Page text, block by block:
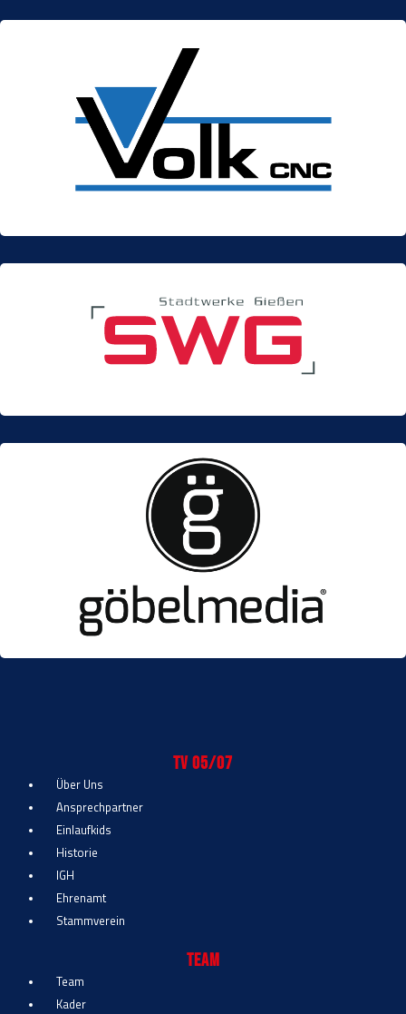
TV 05/07
Über Uns
Ansprechpartner
Einlaufkids
Historie
IGH
Ehrenamt
Stammverein
Team
Team
Kader